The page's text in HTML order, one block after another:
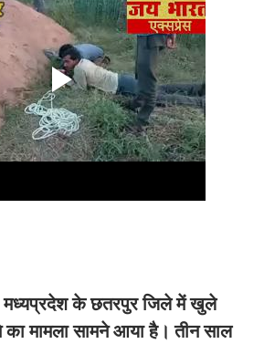
के छतरपुर जिले में खुले
का मामला सामने आया है। तीन साल